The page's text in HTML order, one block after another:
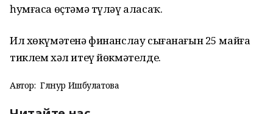
һумғаса өҫтәмә түләү аласаҡ.
Ил хөкүмәтенә финанслау сығанағын 25 майға
тиклем хәл итеү йөкмәтелде.
Автор: Гөлнур Ишбулатова